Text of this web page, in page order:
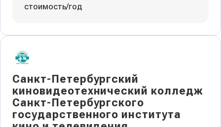
стоимость/год
Санкт-Петербургский
киновидеотехнический колледж
Санкт-Петербургского
государственного института